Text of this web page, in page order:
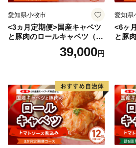
ご寄附のお申し込みについては、
※お盆期間中の配送は控えさせて
愛知県小牧市
<3ヵ月定期便>国産キャベツ
と豚肉のロールキャベツ（4P
39,000円
愛知県
<6ヶ
と豚